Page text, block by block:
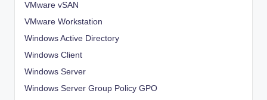
VMware vSAN
VMware Workstation
Windows Active Directory
Windows Client
Windows Server
Windows Server Group Policy GPO